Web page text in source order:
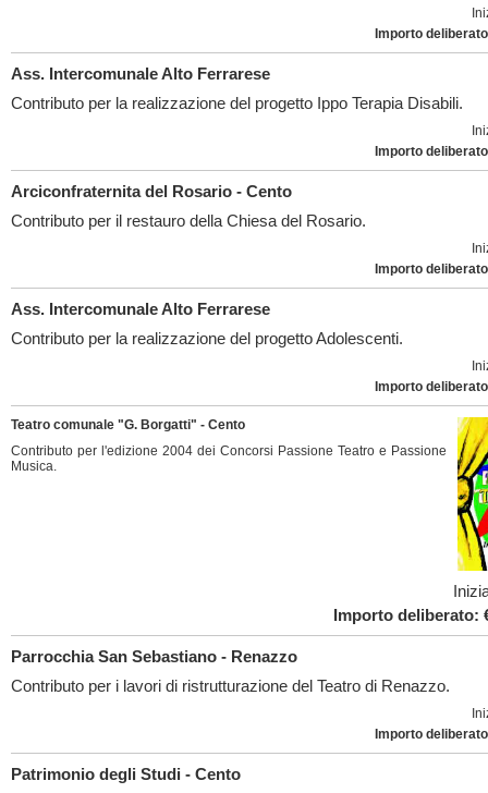
Importo
Ass. Intercomunale Alto Ferrarese
Contributo per la realizzazione del progetto Ippo Terapia Disabili.
Importo
Arciconfraternita del Rosario - Cento
Contributo per il restauro della Chiesa del Rosario.
Importo
Ass. Intercomunale Alto Ferrarese
Contributo per la realizzazione del progetto Adolescenti.
Importo
Teatro comunale "G. Borgatti" - Cento
Contributo per l'edizione 2004 dei Concorsi Passione Teatro e Passione
Musica.
Importo deliberato:
Parrocchia San Sebastiano - Renazzo
Contributo per i lavori di ristrutturazione del Teatro di Renazzo.
Importo
Patrimonio degli Studi - Cento